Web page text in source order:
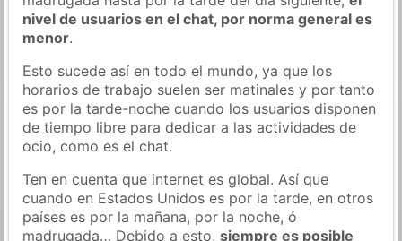
nivel de usuarios en el chat, por norma general es
menor.
Esto sucede así en todo el mundo, ya que los
horarios de trabajo suelen ser matinales y por tanto
es por la tarde-noche cuando los usuarios disponen
de tiempo libre para dedicar a las actividades de
ocio, como es el chat.
Ten en cuenta que internet es global. Así que
cuando en Estados Unidos es por la tarde, en otros
países es por la mañana, por la noche, ó
madrugada… Debido a esto,siempre es posible